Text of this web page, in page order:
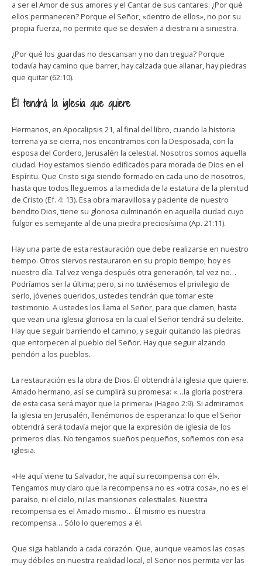
a ser el Amor de sus amores y el Cantar de sus cantares. ¿Por qué
ellos permanecen? Porque el Señor, «dentro de ellos», no por su
propia fuerza, no permite que se desvíen a diestra ni a siniestra.
¿Por qué los guardas no descansan y no dan tregua? Porque
todavía hay camino que barrer, hay calzada que allanar, hay piedras
que quitar (62:10).
Él tendrá la iglesia que quiere
Hermanos, en Apocalipsis 21, al final del libro, cuando la historia
terrena ya se cierra, nos encontramos con la Desposada, con la
esposa del Cordero, Jerusalén la celestial. Nosotros somos aquella
ciudad. Hoy estamos siendo edificados para morada de Dios en el
Espíritu. Que Cristo siga siendo formado en cada uno de nosotros,
hasta que todos lleguemos a la medida de la estatura de la plenitud
de Cristo (Ef. 4: 13). Esa obra maravillosa y paciente de nuestro
bendito Dios, tiene su gloriosa culminación en aquella ciudad cuyo
fulgor es semejante al de una piedra preciosísima (Ap. 21:11).
Hay una parte de esta restauración que debe realizarse en nuestro
tiempo. Otros siervos restauraron en su propio tiempo; hoy es
nuestro día. Tal vez venga después otra generación, tal vez no…
Podríamos ser la última; pero, si no tuviésemos el privilegio de
serlo, jóvenes queridos, ustedes tendrán que tomar este
testimonio. A ustedes los llama el Señor, para que clamen, hasta
que vean una iglesia gloriosa en la cual el Señor tendrá su deleite.
Hay que seguir barriendo el camino, y seguir quitando las piedras
que entorpecen al pueblo del Señor. Hay que seguir alzando
pendón a los pueblos.
La restauración es la obra de Dios. Él obtendrá la iglesia que quiere.
Amado hermano, así se cumplirá su promesa: «…la gloria postrera
de esta casa será mayor que la primera» (Hageo 2:9). Si admiramos
la iglesia en Jerusalén, llenémonos de esperanza: lo que el Señor
obtendrá será todavía mejor que la expresión de iglesia de los
primeros días. No tengamos sueños pequeños, soñemos con esa
iglesia.
«He aquí viene tu Salvador, he aquí su recompensa con él».
Tengamos muy claro que la recompensa no es «otra cosa», no es el
paraíso, ni el cielo, ni las mansiones celestiales. Nuestra
recompensa es el Amado mismo… Él mismo es nuestra
recompensa… Sólo lo queremos a él.
Que siga hablando a cada corazón. Que, aunque veamos las cosas
muy débiles en nuestra realidad local, el Señor nos permita ver las